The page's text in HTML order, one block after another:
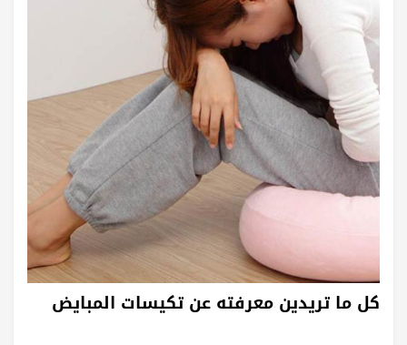
كل ما تريدين معرفته عن تكيسات المبايض